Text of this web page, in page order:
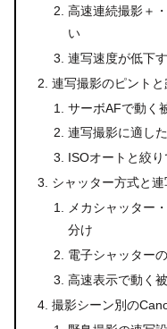
高速連続撮影＋
い
連写速度が低下
連写撮影のピントと
サーボAFで動く
連写撮影に適し
ISOオートと絞
シャッター方式と
メカシャッター
分け
電子シャッター
高速表示で動く
撮影シーン別の